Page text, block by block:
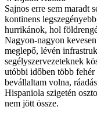
Sajnos erre sem maradt
kontinens
hurrikánok, hol
Nagyon-nagyon
meglepő, lévén
segélyszervezeteknek
utóbbi időben több
bevállaltam volna,
Hispaniola szigetén
nem jött össze.